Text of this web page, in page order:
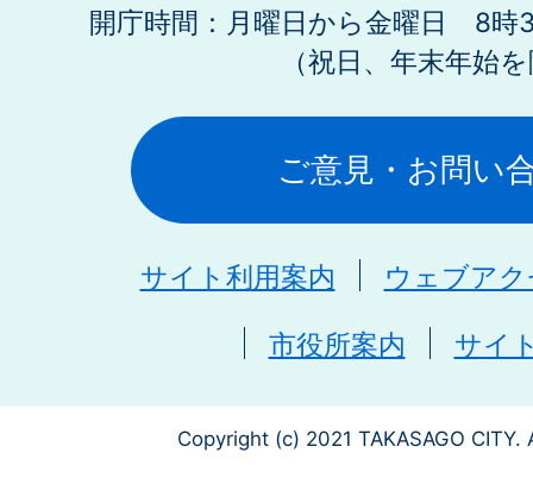
開庁時間：月曜日から金曜日 8時
（祝日、年末年始
ご意見・お問い
サイト利用案内 ウェブア
市役所案内 サイ
Copyright (c) 2021 TAKASAGO CITY.